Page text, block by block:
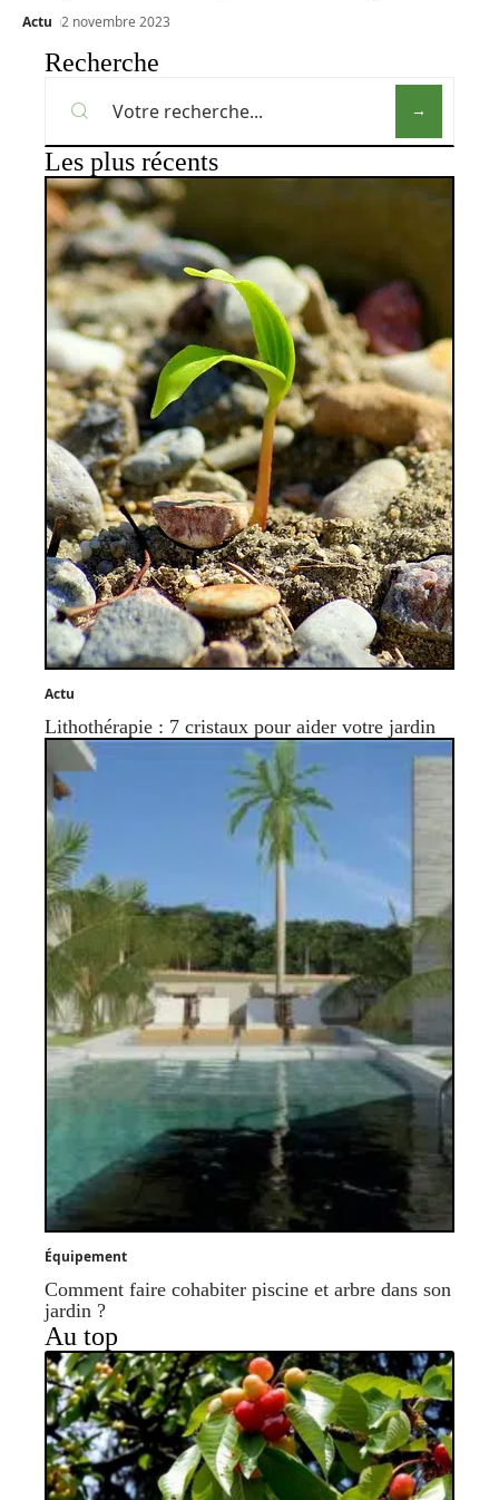
Actu 2 novembre 2023
Recherche
Les plus récents
Actu
Lithothérapie : 7 cristaux pour aider votre jardin
Équipement
Comment faire cohabiter piscine et arbre dans son
jardin ?
Au top